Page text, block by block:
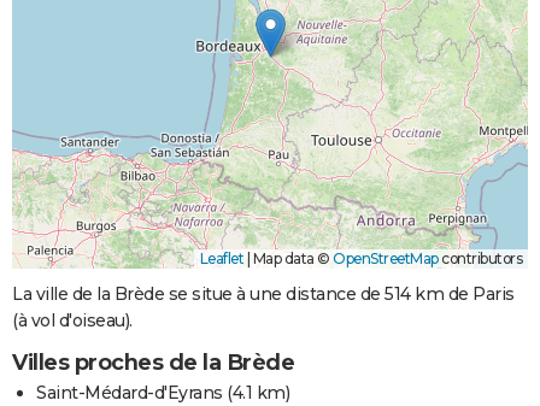
Leaflet Map data © OpenStreetMapcontributors
La ville de la Brède se situe à une distance de 514 km de Paris
(à vol d'oiseau).
Villes proches de la Brède
Saint-Médard-d'Eyrans (4.1 km)